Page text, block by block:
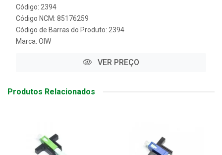
Código: 2394
Código NCM: 85176259
Código de Barras do Produto: 2394
Marca: OIW
VER PREÇO
Produtos Relacionados